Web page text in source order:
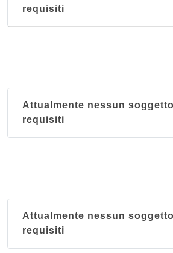
requisiti
Attualmente nessun
requisiti
Attualmente nessun
requisiti